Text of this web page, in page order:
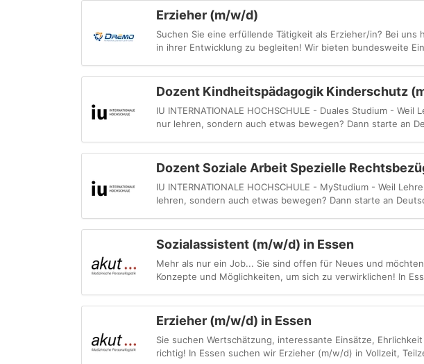
Erzieher (m/w/d)
Suchen Sie eine erfüllende Tätigkeit als Erzieher/in? Bei
in ihrer Entwicklung zu begleiten! Wir bieten bundesweite
Dozent Kindheitspädagogik Kinderschutz
IU INTERNATIONALE HOCHSCHULE - Duales Studium -
nur lehren, sondern auch etwas bewegen? Dann starte an
Dozent Soziale Arbeit Spezielle
IU INTERNATIONALE HOCHSCHULE - MyStudium - Weil
lehren, sondern auch etwas bewegen? Dann starte an
Sozialassistent (m/w/d) in Essen
Mehr als nur ein Job... Sie sind offen für Neues und
Konzepte und Möglichkeiten, um sich zu verwirklichen! In
Erzieher (m/w/d) in Essen
Sie suchen Wertschätzung, interessante Einsätze,
richtig! In Essen suchen wir Erzieher (m/w/d) in Vollzeit,